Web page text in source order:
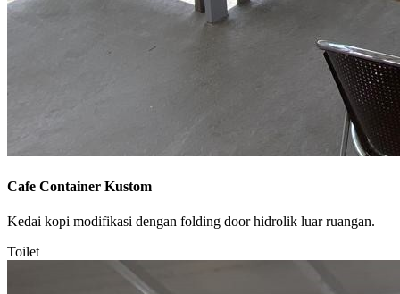
Cafe Container Kustom
Kedai kopi modifikasi dengan folding door hidrolik luar ruangan.
Toilet